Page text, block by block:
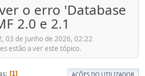
o erro 'Database
2.0 e 2.1
03 de Junho de 2026, 02:22
estão a ver este tópico.
1 AÇÕES DO UTILIZADOR